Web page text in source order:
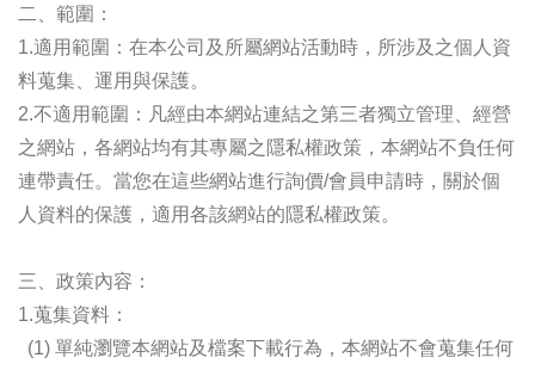
二、範圍：
1.適用範圍：在本公司及所屬網站活動時，所涉及之個人資
料蒐集、運用與保護。
2.不適用範圍：凡經由本網站連結之第三者獨立管理、經營
之網站，各網站均有其專屬之隱私權政策，本網站不負任何
連帶責任。當您在這些網站進行詢價/會員申請時，關於個
人資料的保護，適用各該網站的隱私權政策。
三、政策內容：
1.蒐集資料：
(1) 單純瀏覽本網站及檔案下載行為，本網站不會蒐集任何